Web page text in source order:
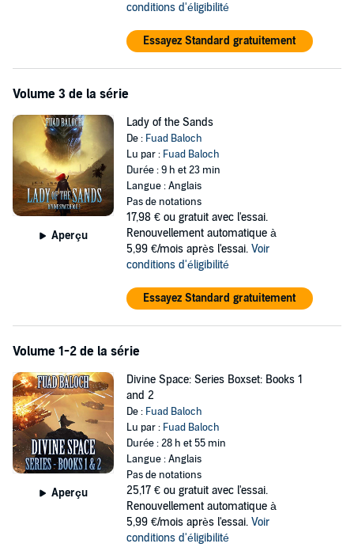
conditions d'éligibilité
Essayez Standard gratuitement
Volume 3 de la série
Aperçu
Lady of the Sands
De : Fuad Baloch
Lu par : Fuad Baloch
Durée : 9 h et 23 min
Langue : Anglais
Pas de notations
17,98 € ou gratuit avec l'essai.
Renouvellement automatique à
5,99 €/mois après l'essai. Voir
conditions d'éligibilité
Essayez Standard gratuitement
Volume 1-2 de la série
Aperçu
Divine Space: Series Boxset: Books 1
and 2
De : Fuad Baloch
Lu par : Fuad Baloch
Durée : 28 h et 55 min
Langue : Anglais
Pas de notations
25,17 € ou gratuit avec l'essai.
Renouvellement automatique à
5,99 €/mois après l'essai. Voir
conditions d'éligibilité